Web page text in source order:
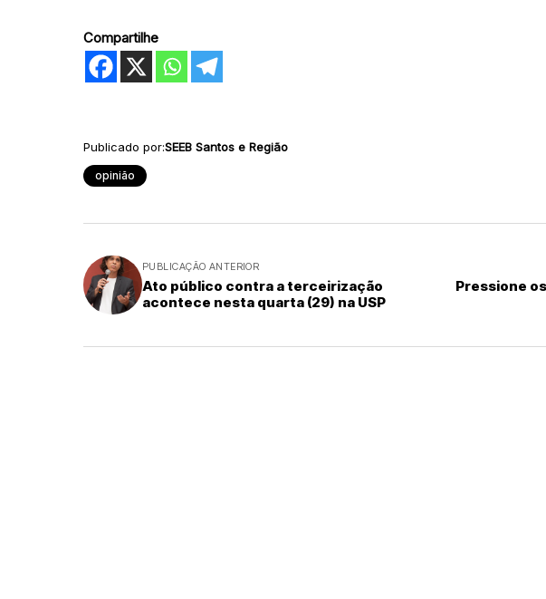
Compartilhe
Publicado por:SEEB Santos e Região
opinião
PUBLICAÇÃO ANTERIOR
Ato público contra a terceirização
acontece nesta quarta (29) na USP
Pressione